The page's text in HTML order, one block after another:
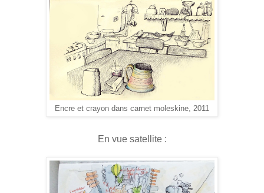
Encre et crayon dans carnet moleskine, 2011
En vue satellite :